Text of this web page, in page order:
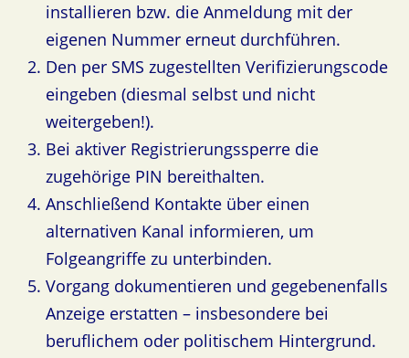
installieren bzw. die Anmeldung mit der
eigenen Nummer erneut durchführen.
Den per SMS zugestellten Verifizierungscode
eingeben (diesmal selbst und nicht
weitergeben!).
Bei aktiver Registrierungssperre die
zugehörige PIN bereithalten.
Anschließend Kontakte über einen
alternativen Kanal informieren, um
Folgeangriffe zu unterbinden.
Vorgang dokumentieren und gegebenenfalls
Anzeige erstatten – insbesondere bei
beruflichem oder politischem Hintergrund.